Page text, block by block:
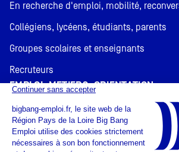
En recherche d'emploi, mobilité,
Collégiens, lycéens, étudiants, parents
Groupes scolaires et enseignants
Recruteurs
EMPLOI, MÉTIERS, ORIENTATION
Galaxie de l'emploi
Exploration des métiers